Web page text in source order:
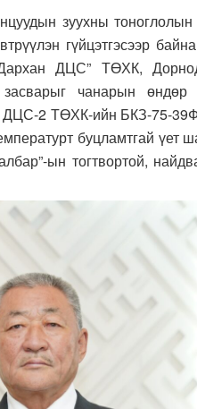
зуухны
гүйцэтгэсээр
ДЦС” ТӨХК,
чанарын өндөр
ДЦС-2 ТӨХК-ийн БКЗ-75-
буцламтгай үет
ын тогтвортой,